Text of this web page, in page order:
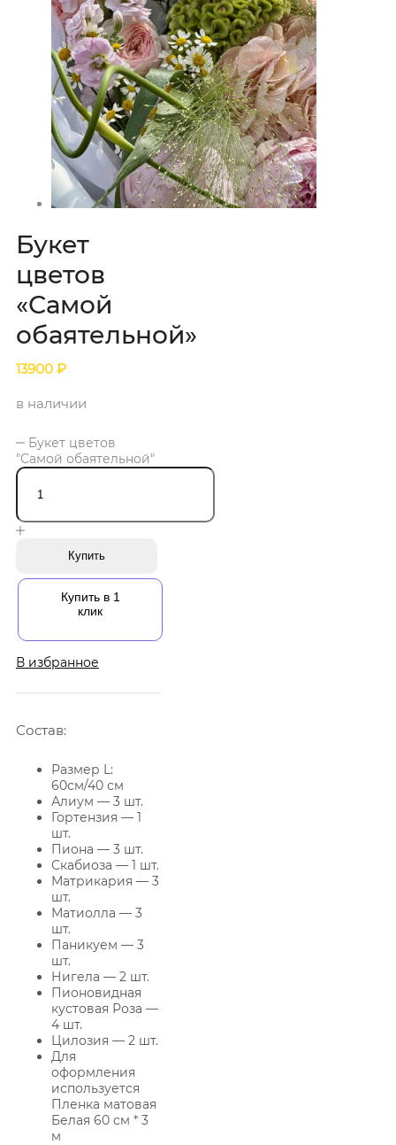
Букет
цветов
«Самой
обаятельной»
13900 ₽
в наличии
Букет цветов
"Самой обаятельной"
Купить
Купить в 1
клик
В избранное
Состав:
Размер L:
60см/40 см
Алиум — 3 шт.
Гортензия — 1
шт.
Пиона — 3 шт.
Скабиоза — 1 шт.
Матрикария — 3
шт.
Матиолла — 3
шт.
Паникуем — 3
шт.
Нигела — 2 шт.
Пионовидная
кустовая Роза —
4 шт.
Цилозия — 2 шт.
Для
оформления
используется
Пленка матовая
Белая 60 см * 3
м